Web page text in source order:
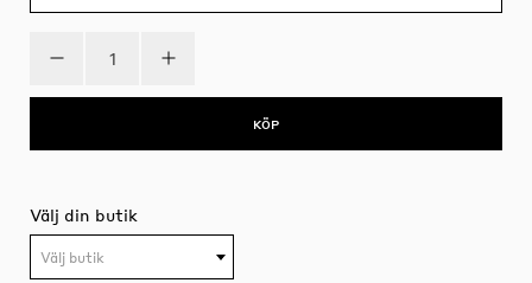
KÖP
Välj din butik
Välj butik